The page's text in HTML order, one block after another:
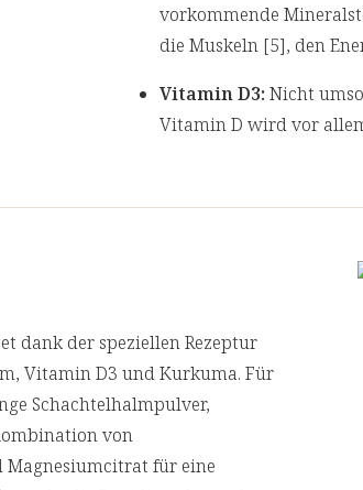
vorkommende
die Muskeln [5], den
Vitamin D3: Nicht
Vitamin D wird vor
seinen Gehalt an
Schachtelhalmpulver
Bioverfügbarkeits-
die Presslinge ab.
[1] Magnesium trägt zu
dank der speziellen Rezeptur
Vitamin D3 und Kurkuma. Für
Schachtelhalmpulver,
von
für eine